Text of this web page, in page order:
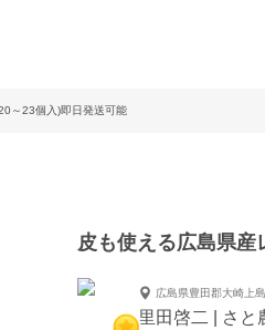
～23個入)即日発送可能
皮も使える広島県
広島県豊田郡大崎上
里田啓二 | さと